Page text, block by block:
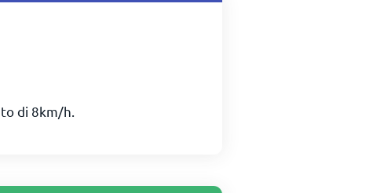
di 8km/h